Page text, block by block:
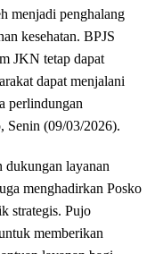
menjadi penghalang
kesehatan. BPJS
JKN tetap dapat
dapat menjalani
perlindungan
Senin (09/03/2026).
dukungan layanan
menghadirkan Posko
strategis. Pujo
memberikan